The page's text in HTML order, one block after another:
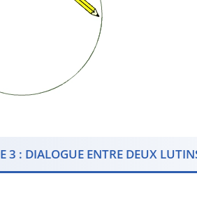
3 : DIALOGUE ENTRE DEUX